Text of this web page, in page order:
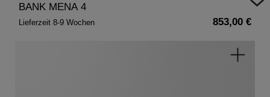
BANK MENA 4
Lieferzeit 8-9 Wochen 853,00 €